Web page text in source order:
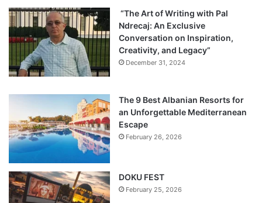
“The Art of Writing with Pal
Ndrecaj: An Exclusive
Conversation on Inspiration,
Creativity, and Legacy”
December 31, 2024
The 9 Best Albanian Resorts for
an Unforgettable Mediterranean
Escape
February 26, 2026
DOKU FEST
February 25, 2026